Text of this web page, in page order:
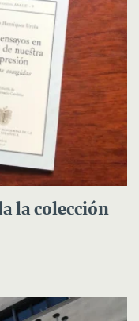
la colección